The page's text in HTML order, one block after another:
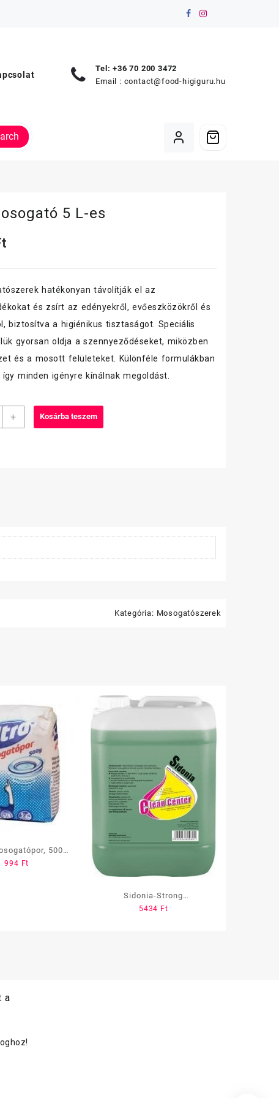
Tel: +36 70 200 3472
Email : contact@food-higiguru.hu
5 L-es
hatékonyan távolítják el az
és zsírt az edényekről, evőeszközökről és
biztosítva a higiénikus tisztaságot. Speciális
gyorsan oldja a szennyeződéseket, miközben
és a mosott felületeket. Különféle formulákban
így minden igényre kínálnak megoldást.
+ Kosárba teszem
Kategória: Mosogatószerek
500
kék, zacskós
994 Ft
Sidonia-Strong
mosogatószer 5 liter
5434 Ft
a